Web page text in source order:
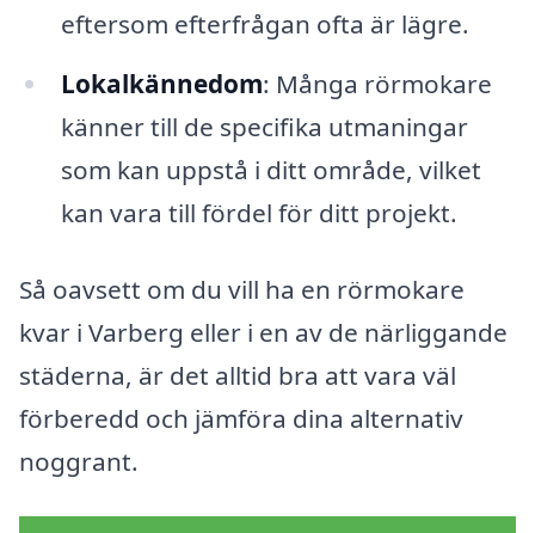
eftersom efterfrågan ofta är lägre.
Lokalkännedom: Många rörmokare
känner till de specifika utmaningar
som kan uppstå i ditt område, vilket
kan vara till fördel för ditt projekt.
Så oavsett om du vill ha en rörmokare
kvar i Varberg eller i en av de närliggande
städerna, är det alltid bra att vara väl
förberedd och jämföra dina alternativ
noggrant.